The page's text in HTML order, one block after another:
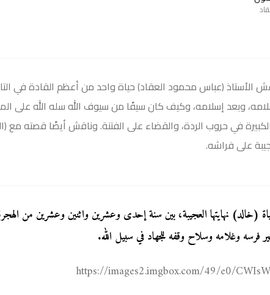
الأستاذ (عباس محمود العقاد) حياة واحد من أعظم القادة في
وبعد إسلامه، وكيف كان سيفًا من سيوف الله سله الله على
في حروب الردة، والقضاء على الفتنة. وناقش أيضًا قصته مع
على فراشه.
(خالد) نهايتها العجيبة، بين سنة إحدى وعشرين واثنين وعشرين من
فرسه وغلامه وسلاح وقفه للجهاد في سبيل الله.
https://images2.imgbox.com/49/e0/